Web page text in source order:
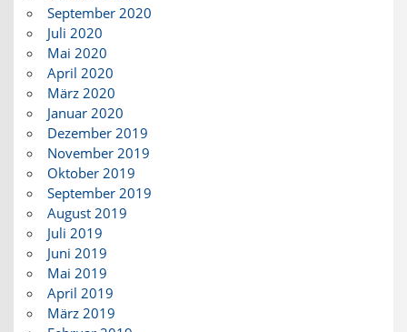
September 2020
Juli 2020
Mai 2020
April 2020
März 2020
Januar 2020
Dezember 2019
November 2019
Oktober 2019
September 2019
August 2019
Juli 2019
Juni 2019
Mai 2019
April 2019
März 2019